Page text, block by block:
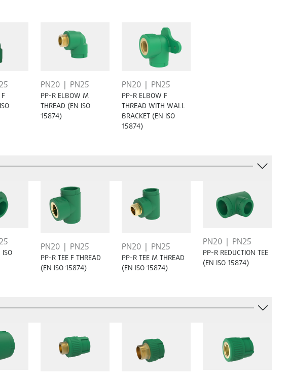
PN20 PN25
PP-R ELBOW M
THREAD (EN ISO
15874)
PN20 PN25
PP-R ELBOW F
THREAD WITH WALL
BRACKET (EN ISO
15874)
PN20 PN25
PP-R TEE F THREAD
(EN ISO 15874)
PN20 PN25
PP-R TEE M THREAD
(EN ISO 15874)
PN20 PN25
PP-R REDUCTION TEE
(EN ISO 15874)